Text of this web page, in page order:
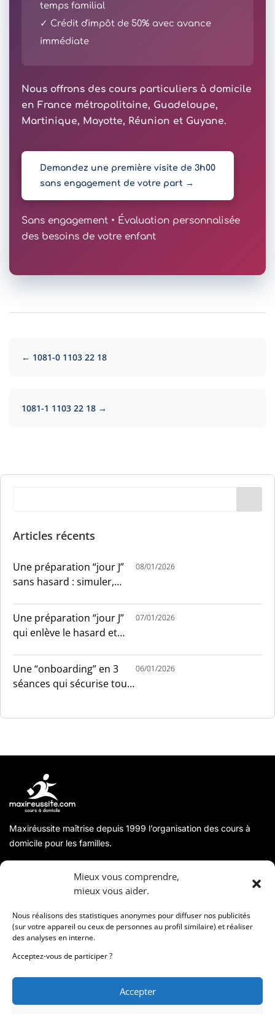
Mieux vous comprendre,
mieux vous aider.
Nous réalisons des statistiques anonymes pour diffuser nos publicités
(sur votre appareil ou ceux de personnes au profil similaire) et réaliser
des analyses en interne.
Acceptez-vous de participer ?
Accepter
temps familial
✓ Crédit d'impôt de 50% avec avance
immédiate
Nous offrons des cours particuliers à domicile
en France métropolitaine, Guadeloupe,
Martinique, Mayotte, Réunion et Guyane.
Demandez une première visite de 3h00
sans engagement de votre part →
Sans engagement • Évaluation personnalisée
des besoins de votre enfant
← 1081-0 1103 22 18
1081-1 1103 22 18 →
Articles récents
Une préparation “jour J”
sans hasard : simuler,
08/01/2026
Une préparation “jour J”
qui enlève le hasard et
07/01/2026
Une “onboarding” en 3
séances qui sécurise tout
06/01/2026
Maxiréussite maîtrise depuis 1999 l’organisation des cours à
domicile pour les familles.
Coordonnées